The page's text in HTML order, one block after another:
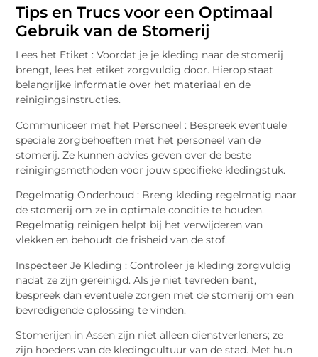
Tips en Trucs voor een Optimaal
Gebruik van de Stomerij
Lees het Etiket : Voordat je je kleding naar de stomerij
brengt, lees het etiket zorgvuldig door. Hierop staat
belangrijke informatie over het materiaal en de
reinigingsinstructies.
Communiceer met het Personeel : Bespreek eventuele
speciale zorgbehoeften met het personeel van de
stomerij. Ze kunnen advies geven over de beste
reinigingsmethoden voor jouw specifieke kledingstuk.
Regelmatig Onderhoud : Breng kleding regelmatig naar
de stomerij om ze in optimale conditie te houden.
Regelmatig reinigen helpt bij het verwijderen van
vlekken en behoudt de frisheid van de stof.
Inspecteer Je Kleding : Controleer je kleding zorgvuldig
nadat ze zijn gereinigd. Als je niet tevreden bent,
bespreek dan eventuele zorgen met de stomerij om een
bevredigende oplossing te vinden.
Stomerijen in Assen zijn niet alleen dienstverleners; ze
zijn hoeders van de kledingcultuur van de stad. Met hun